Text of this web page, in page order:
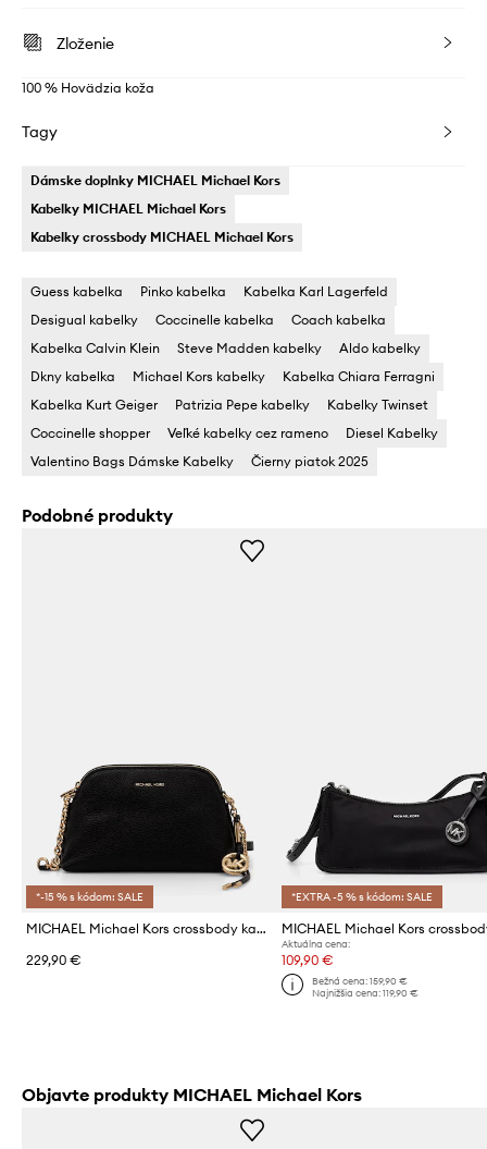
Zloženie
100 % Hovädzia koža
Tagy
Dámske doplnky MICHAEL Michael Kors
Kabelky MICHAEL Michael Kors
Kabelky crossbody MICHAEL Michael Kors
Guess kabelka Pinko kabelka
Kabelka Karl Lagerfeld
Desigual kabelky
Coccinelle kabelka
Coach kabelka
Kabelka Calvin Klein
Steve Madden kabelky
Aldo kabelky
Dkny kabelka
Michael Kors kabelky
Kabelka Chiara Ferragni
Kabelka Kurt Geiger
Patrizia Pepe kabelky
Kabelky Twinset
Coccinelle shopper
Veľké kabelky cez rameno
Diesel Kabelky
Valentino Bags Dámske Kabelky
Čierny piatok 2025
Podobné produkty
*-15 % s kódom: SALE
MICHAEL Michael Kors crossbody kabelka dámska kožená Freddie
229,90 €
*EXTRA -5 % s kódom: SALE
Aktuálna cena:
109,90 €
Bežná cena: 159,90 €
Najnižšia cena: 119,90 €
Objavte produkty MICHAEL Michael Kors